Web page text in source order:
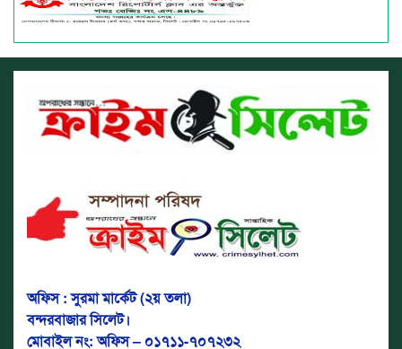
অফিস : সুরমা মার্কেট (২য় তলা)
বন্দরবাজার সিলেট।
মোবাইল নং: অফিস – ০১৭১১-৭০৭২৩২